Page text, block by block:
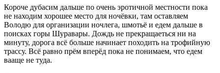
Короче дубасим дальше по очень эротичной местности пока
не находим хорошее место для ночёвки, там оставляем
Володю для организации ночлега, шмотьё и едем дальше в
поисках горы Шуравары. Дождь не прекращаеться ни на
минуту, дорога всё больше начинает походить на трофийную
трассу. Всё равно прём вперёд пока не понимаем, что едем
вааще не туда.